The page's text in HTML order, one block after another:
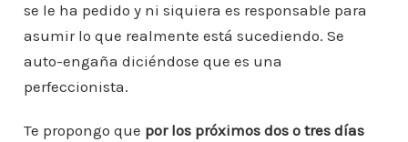
se le ha pedido y ni siquiera es responsable para
asumir lo que realmente está sucediendo. Se
auto-engaña diciéndose que es una
perfeccionista.
Te propongo que por los próximos dos o tres días